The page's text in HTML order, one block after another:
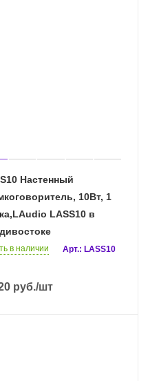
Настенный
10Вт, 1
LASS10 в
в наличии Арт.: LASS10
руб./шт